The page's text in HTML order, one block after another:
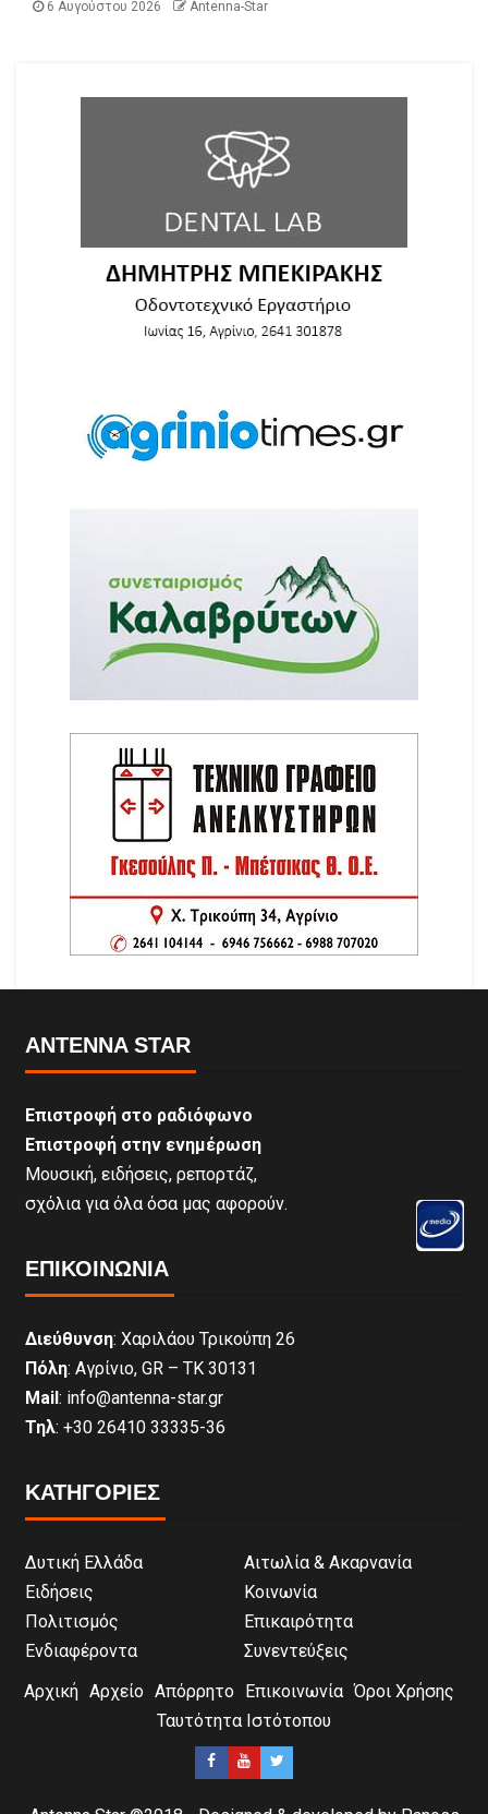
6 Αυγούστου 2026 Antenna-Star
ANTENNA STAR
Επιστροφή στο ραδιόφωνο
Επιστροφή στην ενημέρωση
Μουσική, ειδήσεις, ρεπορτάζ,
σχόλια για όλα όσα μας αφορούν.
ΕΠΙΚΟΙΝΩΝΊΑ
Διεύθυνση: Χαριλάου Τρικούπη 26
Πόλη: Αγρίνιο, GR – ΤΚ 30131
Mail : info@antenna-star.gr
Τηλ: +30 26410 33335-36
ΚΑΤΗΓΟΡΙΕΣ
Δυτική Ελλάδα
Αιτωλία & Ακαρνανία
Ειδήσεις
Κοινωνία
Πολιτισμός
Επικαιρότητα
Ενδιαφέροντα
Συνεντεύξεις
Αρχική Αρχείο Απόρρητο Επικοινωνία Όροι Χρήσης
Ταυτότητα Ιστότοπου